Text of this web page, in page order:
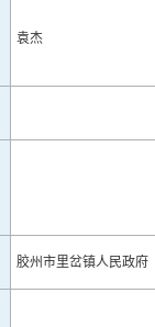
袁杰
胶州市里岔镇人民政府